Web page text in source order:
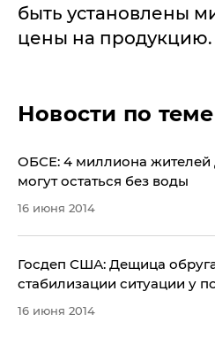
быть установлены
цены на продукцию.
Новости по теме
ОБСЕ: 4 миллиона жителей
могут остаться без воды
16 июня 2014
Госдеп США: Дещица
стабилизации ситуации у
16 июня 2014